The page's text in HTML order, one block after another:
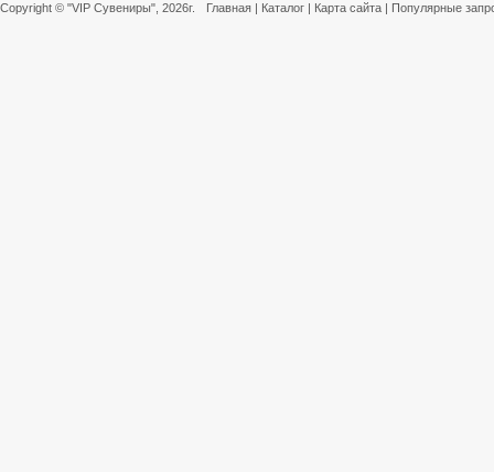
Copyright © "VIP Сувениры" , 2026г. Главная | Каталог | Карта сайта | Популярные